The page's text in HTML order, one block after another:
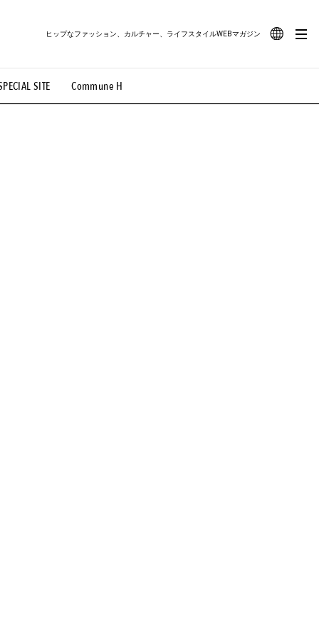
SITE Commune H
ヒップなファッション、カルチャー、ライフスタイルWEBマガジン
地裏てぃーん。 #MONTHLY JOURNAL
#LIFESTYLE #SNEAKER #OUTDOOR